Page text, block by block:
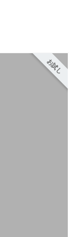
お試し